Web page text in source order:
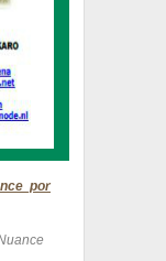
por